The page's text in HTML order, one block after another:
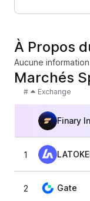
À Propos
Aucune
Marchés
# Exchange
Finary
1
2 Gate